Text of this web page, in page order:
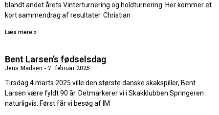
blandt andet årets Vinterturnering og holdturnering. Her kommer et
kort sammendrag af resultater. Christian
Læs mere »
Bent Larsen’s fødselsdag
Jens Madsen
7. februar 2025
Tirsdag 4.marts 2025 ville den største danske skakspiller, Bent
Larsen være fyldt 90 år. Detmarkerer vi i Skakklubben Springeren
naturligvis. Først får vi besøg af IM